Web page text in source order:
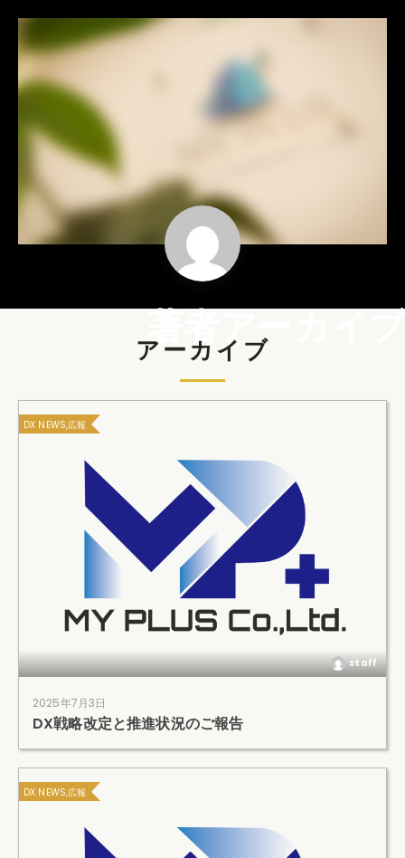
アーカイブ
著者アーカイブ
DX NEWS,広報
staff
2025年7月3日
DX戦略改定と推進状況のご報告
DX NEWS,広報